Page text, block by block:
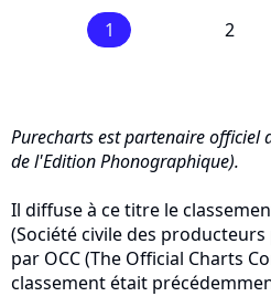
1 2
Purecharts est partenaire officiel
de l'Edition Phonographique).
Il diffuse à ce titre le
(Société civile des
par OCC (The Official Charts
classement était